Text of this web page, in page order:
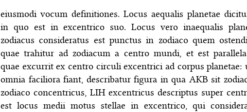
eiusmodi vocum definitiones. Locus aequalis planetae
in quo est in excentrico suo. Locus vero inaequalis
zodiacus consideratus est punctus in zodiaco quem
quae trahitur ad zodiacum a centro mundi, et est
quae excurrit ex centro circuli excentrici ad corpus planetae:
omnia faciliora fiant, describatur figura in qua AKB sit
zodiaco concentricus, LIH excentricus descriptus super
est locus medii motus stellae in excentrico, qui